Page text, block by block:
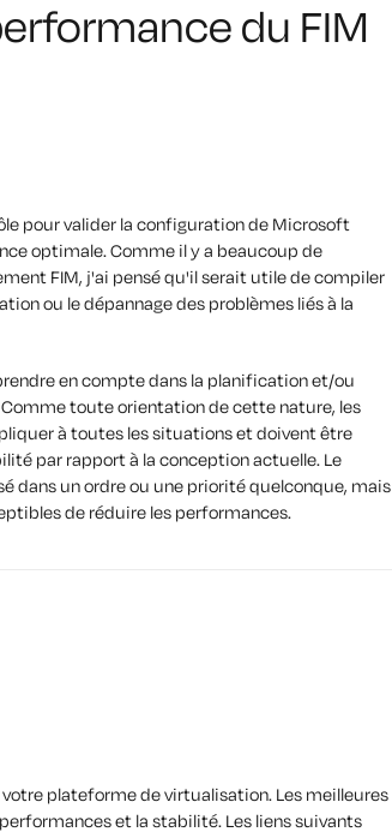
du FIM
pour valider la configuration de Microsoft
optimale. Comme il y a beaucoup de
FIM, j'ai pensé qu'il serait utile de compiler
ou le dépannage des problèmes liés à la
en compte dans la planification et/ou
toute orientation de cette nature, les
à toutes les situations et doivent être
par rapport à la conception actuelle. Le
dans un ordre ou une priorité quelconque, mais
de réduire les performances.
plateforme de virtualisation. Les meilleures
et la stabilité. Les liens suivants